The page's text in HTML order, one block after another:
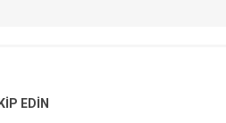
EDIN